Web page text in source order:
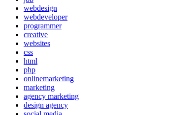
webdesign
webdeveloper
programmer
creative
websites
css
html
php
onlinemarketing
marketing
agency marketing
design agency